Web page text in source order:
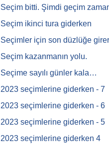
Seçim bitti. Şimdi geçim
Seçim ikinci tura giderken
Seçimler için son düzlüğe
Seçim kazanmanın yolu.
Seçime sayılı günler kala…
2023 seçimlerine giderken - 7
2023 seçimlerine giderken - 6
2023 seçimlerine giderken - 5
2023 seçimlerine giderken 4